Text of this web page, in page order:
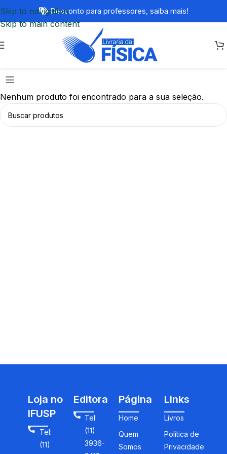
Skip to navigation
Skip to main content
Desconto para professores, saiba mais!
Nenhum produto foi encontrado para a sua seleção.
Loja no
IFUSP
Tel:
(11)
Editora
Tel:
(11)
3936-
Página
Home
Quem
Somos
Links
Livros
Política de
Privacidade